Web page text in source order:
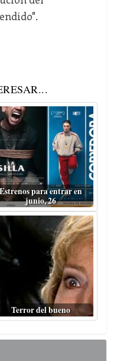
Estrenos para entrar en
junio, 26
Terror del bueno